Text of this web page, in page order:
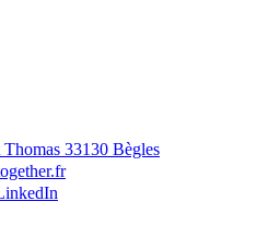
33130 Bègles